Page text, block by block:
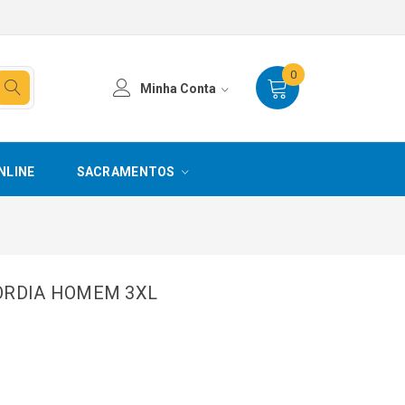
0
Minha Conta
SACRAMENTOS
HOMEM 3XL